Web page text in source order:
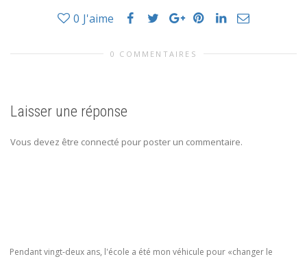
0 J'aime
0 COMMENTAIRES
Laisser une réponse
Vous devez être connecté pour poster un commentaire.
Pendant vingt-deux ans, l'école a été mon véhicule pour «changer le